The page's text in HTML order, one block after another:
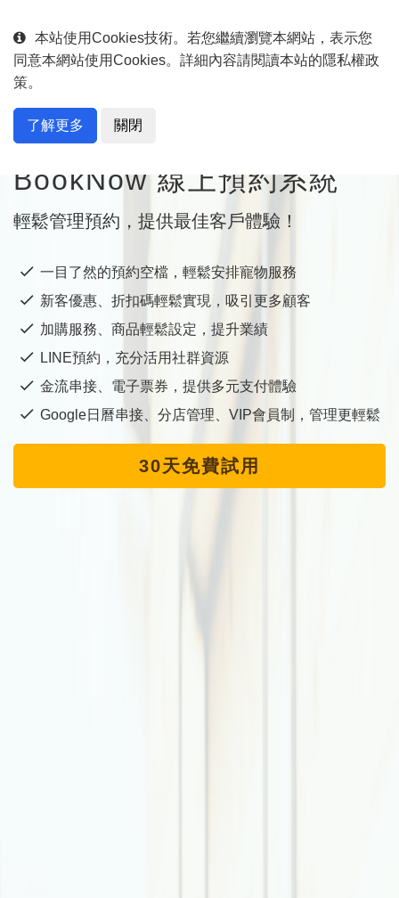
本站使用Cookies技術。若您繼續瀏覽本網站，表示您
同意本網站使用Cookies。詳細內容請閱讀本站的隱私權政
策。
了解更多 關閉
專為寵物服務行業量身打造
BookNow 線上預約系統
輕鬆管理預約，提供最佳客戶體驗！
一目了然的預約空檔，輕鬆安排寵物服務
新客優惠、折扣碼輕鬆實現，吸引更多顧客
加購服務、商品輕鬆設定，提升業績
LINE預約，充分活用社群資源
金流串接、電子票券，提供多元支付體驗
Google日曆串接、分店管理、VIP會員制，管理更輕鬆
30天免費試用